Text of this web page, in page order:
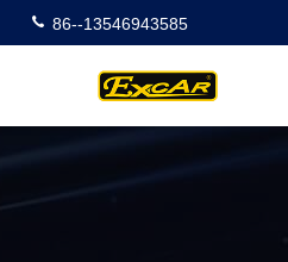
86--13546943585